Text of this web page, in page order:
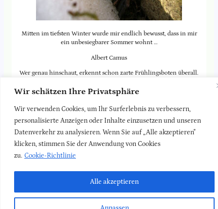
Wir schätzen Ihre Privatsphäre
Wir verwenden Cookies, um Ihr Surferlebnis zu verbessern,
personalisierte Anzeigen oder Inhalte einzusetzen und unseren
Datenverkehr zu analysieren. Wenn Sie auf „Alle akzeptieren"
klicken, stimmen Sie der Anwendung von Cookies
zu. Cookie-Richtlinie
Alle akzeptieren
Mitten im tiefsten Winter wurde mir endlich bewusst, dass in mir
ein unbesiegbarer Sommer wohnt …
Albert Camus
Wer genau hinschaut, erkennt schon zarte Frühlingsboten überall.
Zurück zurBlog-Seite
NewsletterKontaktImpressumDatenschutz